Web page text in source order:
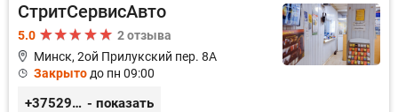
СтритСервисАвто
5.0
2 отзыва
Минск, 2ой Прилукский пер. 8А
Закрытодо пн 09:00
+375293366992 - показать